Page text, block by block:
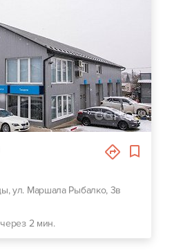
ул. Маршала Рыбалко, 3в
2 мин.